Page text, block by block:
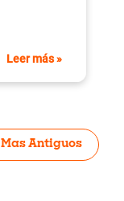
Leer más »
Mas Antiguos